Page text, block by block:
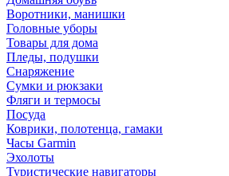
Воротники, манишки
Головные уборы
Товары для дома
Пледы, подушки
Снаряжение
Сумки и рюкзаки
Фляги и термосы
Посуда
Коврики, полотенца, гамаки
Часы Garmin
Эхолоты
Туристические навигаторы